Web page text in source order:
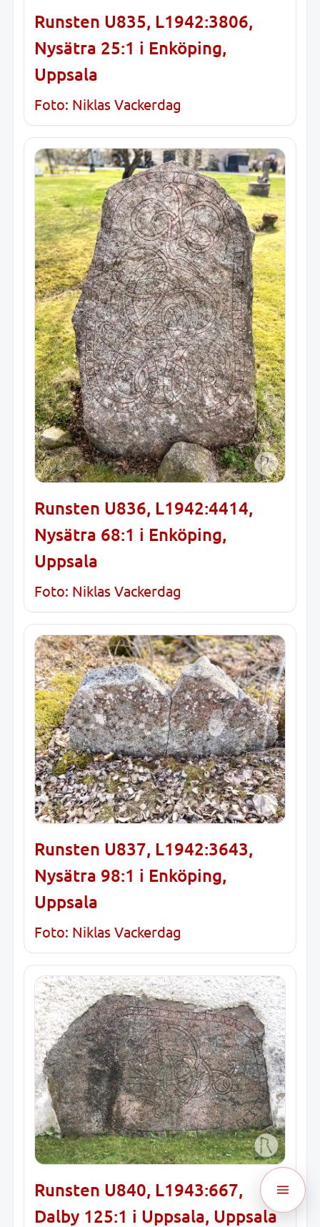
Runsten U835, L1942:3806,
Nysätra 25:1 i Enköping,
Uppsala
Foto: Niklas Vackerdag
Runsten U836, L1942:4414,
Nysätra 68:1 i Enköping,
Uppsala
Foto: Niklas Vackerdag
Runsten U837, L1942:3643,
Nysätra 98:1 i Enköping,
Uppsala
Foto: Niklas Vackerdag
Runsten U840, L1943:667,
Dalby 125:1 i Uppsala, Uppsala